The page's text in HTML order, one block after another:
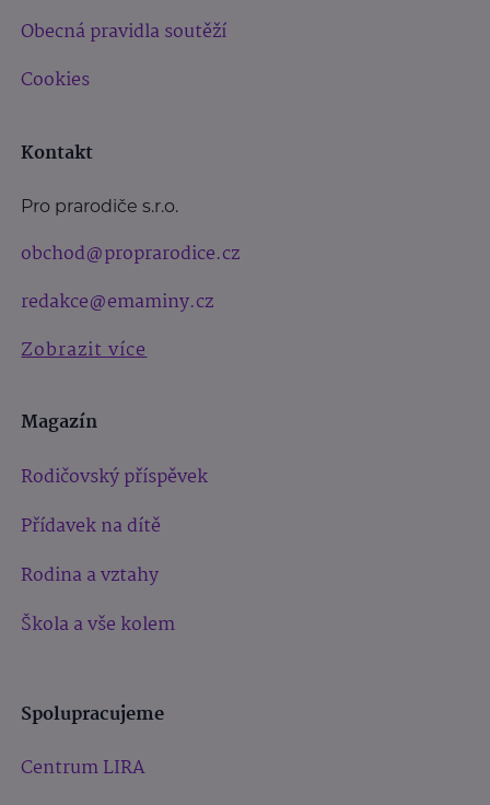
Obecná pravidla soutěží
Cookies
Kontakt
Pro prarodiče s.r.o.
obchod@proprarodice.cz
redakce@emaminy.cz
Zobrazit více
Magazín
Rodičovský příspěvek
Přídavek na dítě
Rodina a vztahy
Škola a vše kolem
Spolupracujeme
Centrum LIRA